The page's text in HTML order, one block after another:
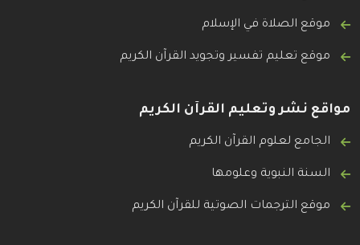
موقع الصلاة في الإسلام
موقع تعليم تفسير وتجويد القرآن الكريم
مواقع نشر وتعليم القرآن الكريم
الجامع لعلوم القرآن الكريم
السنة النبوية وعلومها
موقع الترجمات الصوتية للقرآن الكريم